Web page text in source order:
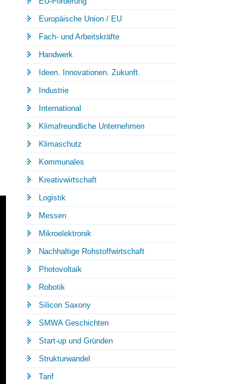
Europäische Union / EU
Fach- und Arbeitskräfte
Handwerk
Ideen. Innovationen. Zukunft.
Industrie
International
Klimafreundliche Unternehmen
Klimaschutz
Kommunales
Kreativwirtschaft
Logistik
Messen
Mikroelektronik
Nachhaltige Rohstoffwirtschaft
Photovoltaik
Robotik
Silicon Saxony
SMWA Geschichten
Start-up und Gründen
Strukturwandel
Tarif